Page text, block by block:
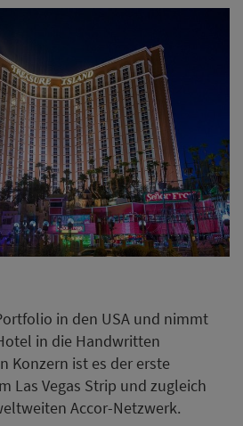
in den USA und nimmt
in die Handwritten
Konzern ist es der erste
Las Vegas Strip und zugleich
Accor-Netzwerk.